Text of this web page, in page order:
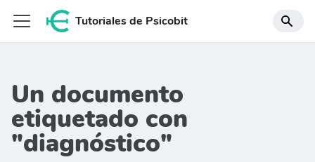
Tutoriales de Psicobit
Un documento
etiquetado con
"diagnóstico"